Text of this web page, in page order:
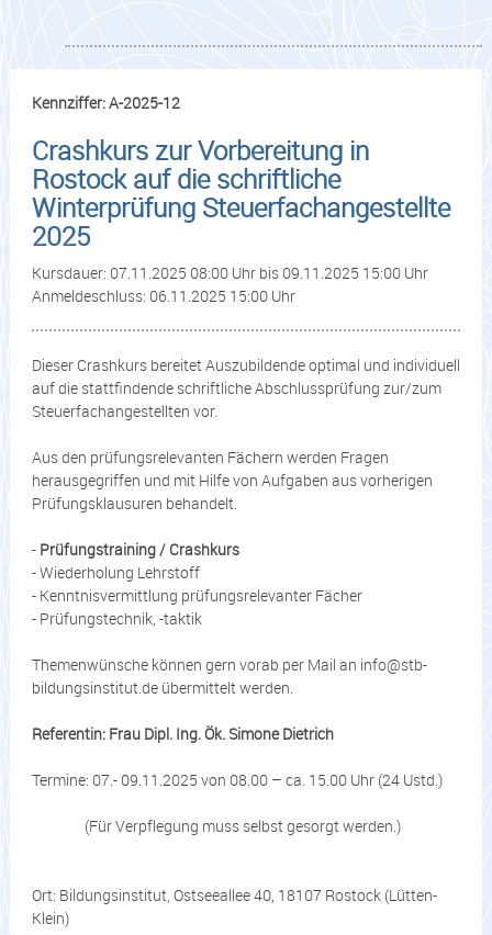
Kennziffer: A-2025-12
Crashkurs zur Vorbereitung in
Rostock auf die schriftliche
Winterprüfung Steuerfachangestellte
2025
Kursdauer: 07.11.2025 08:00 Uhr bis 09.11.2025 15:00 Uhr
Anmeldeschluss: 06.11.2025 15:00 Uhr
Dieser Crashkurs bereitet Auszubildende optimal und individuell
auf die stattfindende schriftliche Abschlussprüfung zur/zum
Steuerfachangestellten vor.
Aus den prüfungsrelevanten Fächern werden Fragen
herausgegriffen und mit Hilfe von Aufgaben aus vorherigen
Prüfungsklausuren behandelt.
- Prüfungstraining / Crashkurs
- Wiederholung Lehrstoff
- Kenntnisvermittlung prüfungsrelevanter Fächer
- Prüfungstechnik, -taktik
Themenwünsche können gern vorab per Mail an info@stb-
bildungsinstitut.de übermittelt werden.
Referentin: Frau Dipl. Ing. Ök. Simone Dietrich
Termine: 07.- 09.11.2025 von 08.00 – ca. 15.00 Uhr (24 Ustd.)
(Für Verpflegung muss selbst gesorgt werden.)
Ort: Bildungsinstitut, Ostseeallee 40, 18107 Rostock (Lütten-
Klein)